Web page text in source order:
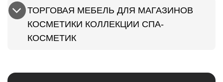
ТОРГОВАЯ МЕБЕЛЬ ДЛЯ МАГАЗИНОВ
КОСМЕТИКИ КОЛЛЕКЦИИ СПА-
КОСМЕТИК